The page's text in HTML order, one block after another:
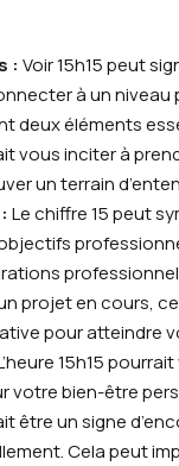
: Voir 15h15 peut
à un niveau
deux éléments
vous inciter à
un terrain
Le chiffre 15 peut
projet en cours,
pour atteindre
15h15
votre bien-être
être un signe
Cela peut